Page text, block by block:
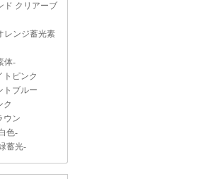
ド クリアーブ
レンジ蓄光素
体-
トピンク
トブルー
ク
ウン
色-
蓄光-